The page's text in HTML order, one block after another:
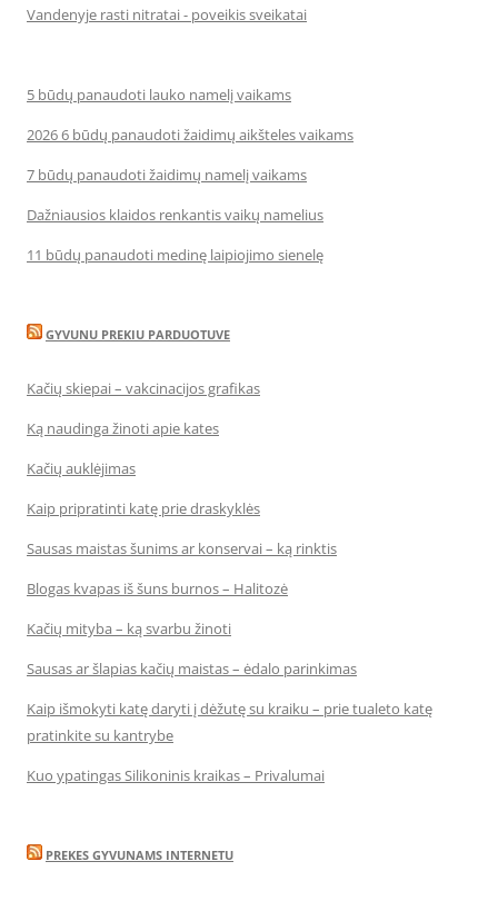
Vandenyje rasti nitratai - poveikis sveikatai
5 būdų panaudoti lauko namelį vaikams
2026 6 būdų panaudoti žaidimų aikšteles vaikams
7 būdų panaudoti žaidimų namelį vaikams
Dažniausios klaidos renkantis vaikų namelius
11 būdų panaudoti medinę laipiojimo sienelę
GYVUNU PREKIU PARDUOTUVE
Kačių skiepai – vakcinacijos grafikas
Ką naudinga žinoti apie kates
Kačių auklėjimas
Kaip pripratinti katę prie draskyklės
Sausas maistas šunims ar konservai – ką rinktis
Blogas kvapas iš šuns burnos – Halitozė
Kačių mityba – ką svarbu žinoti
Sausas ar šlapias kačių maistas – ėdalo parinkimas
Kaip išmokyti katę daryti į dėžutę su kraiku – prie tualeto katę
pratinkite su kantrybe
Kuo ypatingas Silikoninis kraikas – Privalumai
PREKES GYVUNAMS INTERNETU